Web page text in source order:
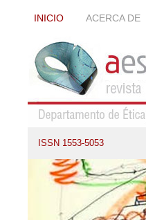
INICIO ACERCA DE
ISSN 1553-5053